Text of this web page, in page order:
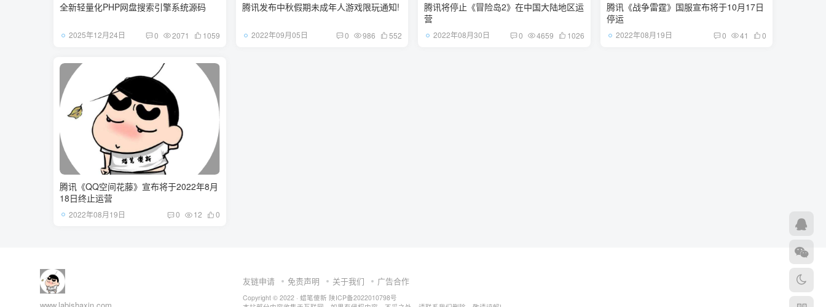
全新轻量化PHP网盘搜索引擎系统源码
2025年12月24日 0 2071 1059
腾讯发布中秋假期未成年人游戏限玩通知!
2022年09月05日 0 986 552
腾讯将停止《冒险岛2》在中国大陆地区运
营
2022年08月30日 0 4659 1026
腾讯《战争雷霆》国服宣布将于10月17日
停运
2022年08月19日 0 41 0
腾讯《QQ空间花藤》宣布将于2022年8月
18日终止运营
2022年08月19日 0 12 0
友链申请 免责声明 关于我们 广告合作
Copyright © 2022 · 蜡笔傻新 陕ICP备2022010798号